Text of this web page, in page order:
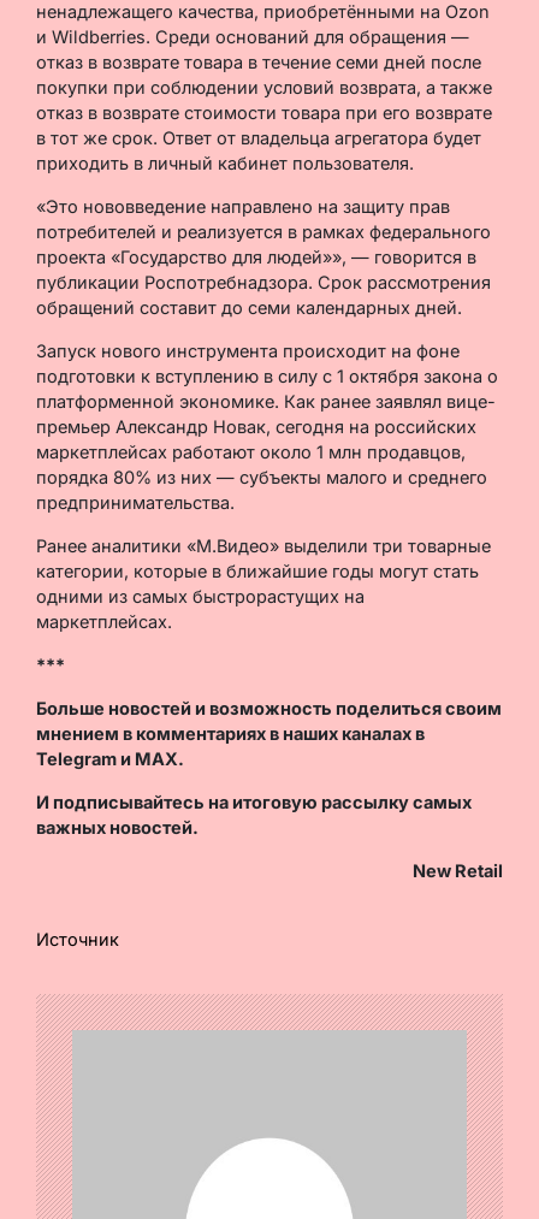
ненадлежащего качества, приобретёнными на Ozon
и Wildberries. Среди оснований для обращения —
отказ в возврате товара в течение семи дней после
покупки при соблюдении условий возврата, а также
отказ в возврате стоимости товара при его возврате
в тот же срок. Ответ от владельца агрегатора будет
приходить в личный кабинет пользователя.
«Это нововведение направлено на защиту прав
потребителей и реализуется в рамках федерального
проекта «Государство для людей»», — говорится в
публикации Роспотребнадзора. Срок рассмотрения
обращений составит до семи календарных дней.
Запуск нового инструмента происходит на фоне
подготовки к вступлению в силу с 1 октября закона о
платформенной экономике. Как ранее заявлял вице-
премьер Александр Новак, сегодня на российских
маркетплейсах работают около 1 млн продавцов,
порядка 80% из них — субъекты малого и среднего
предпринимательства.
Ранее аналитики «М.Видео» выделили три товарные
категории, которые в ближайшие годы могут стать
одними из самых быстрорастущих на
маркетплейсах.
***
Больше новостей и возможность поделиться своим
мнением в комментариях в наших каналах в
Telegram и MAX.
И подписывайтесь на итоговую рассылку самых
важных новостей.
New Retail
Источник